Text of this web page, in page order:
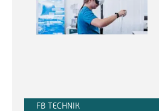
FB TECHNIK